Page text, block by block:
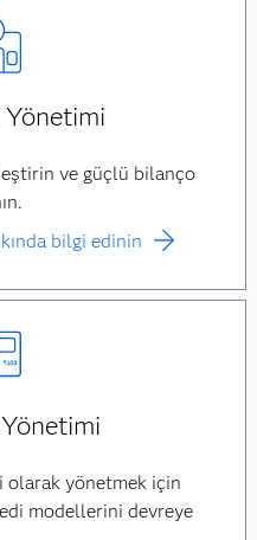
ve güçlü bilanço
bilgi edinin
yönetmek için
modellerini devreye